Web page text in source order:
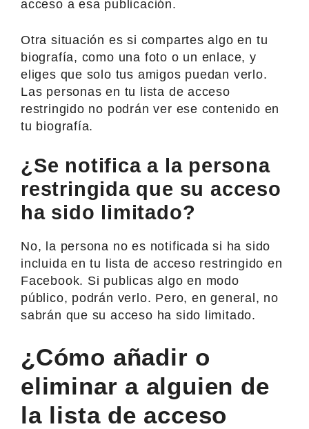
acceso a esa publicación.
Otra situación es si compartes algo en tu
biografía, como una foto o un enlace, y
eliges que solo tus amigos puedan verlo.
Las personas en tu lista de acceso
restringido no podrán ver ese contenido en
tu biografía.
¿Se notifica a la persona
restringida que su acceso
ha sido limitado?
No, la persona no es notificada si ha sido
incluida en tu lista de acceso restringido en
Facebook. Si publicas algo en modo
público, podrán verlo. Pero, en general, no
sabrán que su acceso ha sido limitado.
¿Cómo añadir o
eliminar a alguien de
la lista de acceso